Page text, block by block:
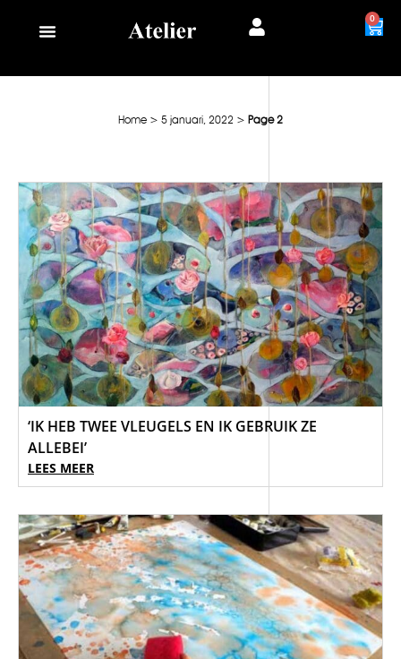
0
Home > 5 januari, 2022 > Page 2
‘IK HEB TWEE VLEUGELS EN IK GEBRUIK ZE
ALLEBEI’
LEES MEER